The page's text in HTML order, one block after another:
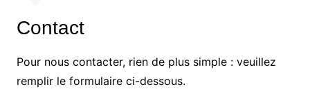
Contact
Pour nous contacter, rien de plus simple : veuillez
remplir le formulaire ci-dessous.